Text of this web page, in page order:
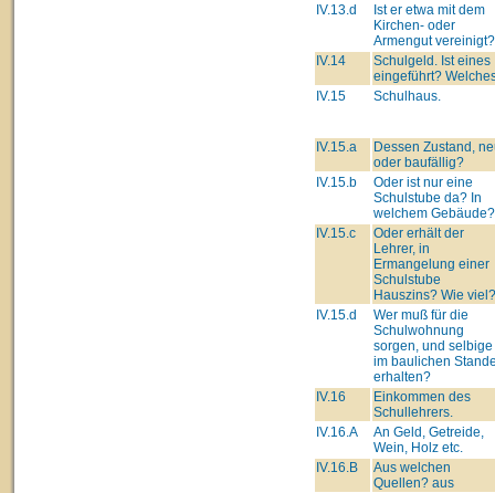
IV.13.d
Ist er etwa mit dem
Kirchen- oder
Armengut vereinigt?
IV.14
Schulgeld. Ist eines
eingeführt?
IV.15
Schulhaus.
IV.15.a
Dessen Zustand,
oder baufällig?
IV.15.b
Oder ist nur eine
Schulstube da? In
welchem Gebäude?
IV.15.c
Oder erhält der
Lehrer, in
Ermangelung einer
Schulstube
Hauszins? Wie viel?
IV.15.d
Wer muß für die
Schulwohnung
sorgen, und selbige
im baulichen
erhalten?
IV.16
Einkommen des
Schullehrers.
IV.16.A
An Geld, Getreide,
Wein, Holz etc.
IV.16.B
Aus welchen
Quellen? aus